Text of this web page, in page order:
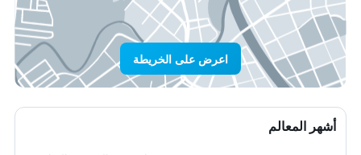
اعرض على الخريطة
أشهر المعالم